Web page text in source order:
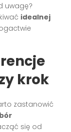
uwagę?
idealnej
krok
zastanowić
się od